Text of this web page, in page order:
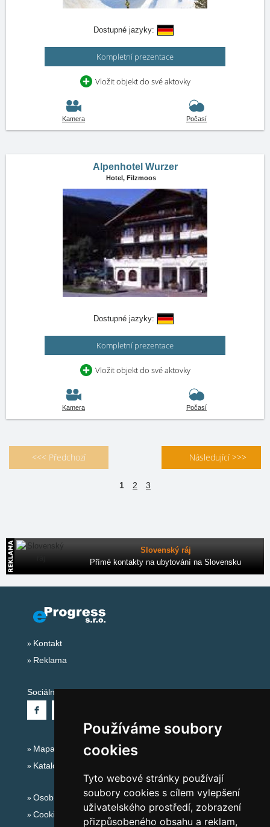
Používáme soubory
cookies
Tyto webové stránky používají
soubory cookies s cílem vylepšení
uživatelského prostředí, zobrazení
přizpůsobeného obsahu a reklam,
Dostupné jazyky:
Kompletní prezentace
Vložit objekt do své aktovky
Kamera Počasí
Alpenhotel Wurzer
Hotel, Filzmoos
Dostupné jazyky:
Kompletní prezentace
Vložit objekt do své aktovky
Kamera Počasí
<<< Předchozí Následující >>>
1 2 3
Slovenský ráj
Přímé kontakty na ubytování na Slovensku
Kontakt
Reklama
Sociální sítě:
Mapa serveru Alpy - Rakousko
Katalog ubytování
Osobní údaje
Cookies